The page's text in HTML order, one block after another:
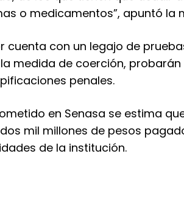
o medicamentos”, apuntó la
cuenta con un legajo de
medida de coerción,
penales.
en Senasa se estima
mil millones de pesos
de la institución.